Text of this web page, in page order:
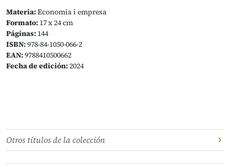
Materia:Economia i empresa
Formato: 17 x 24 cm
Páginas: 144
ISBN:978-84-1050-066-2
EAN:9788410500662
Fecha de edición:2024
Otros títulos de la colección